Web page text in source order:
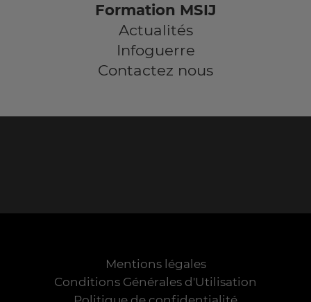
Formation MSIJ
Actualités
Infoguerre
Contactez nous
Mentions légales
Conditions Générales d'Utilisation